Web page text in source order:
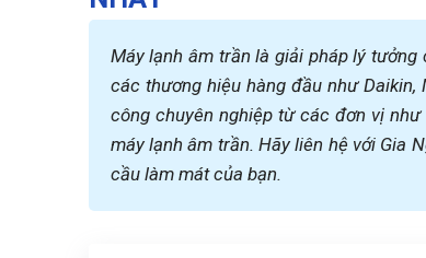
Máy lạnh âm trần là giải pháp lý
các thương hiệu hàng đầu như Daikin,
công chuyên nghiệp từ các đơn vị
máy lạnh âm trần. Hãy liên hệ với Gia
cầu làm mát của bạn.